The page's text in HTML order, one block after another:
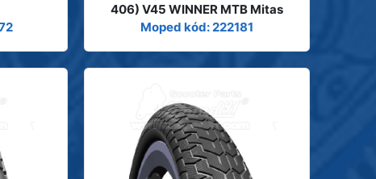
406) V45 WINNER MTB Mitas
Moped kód: 222181